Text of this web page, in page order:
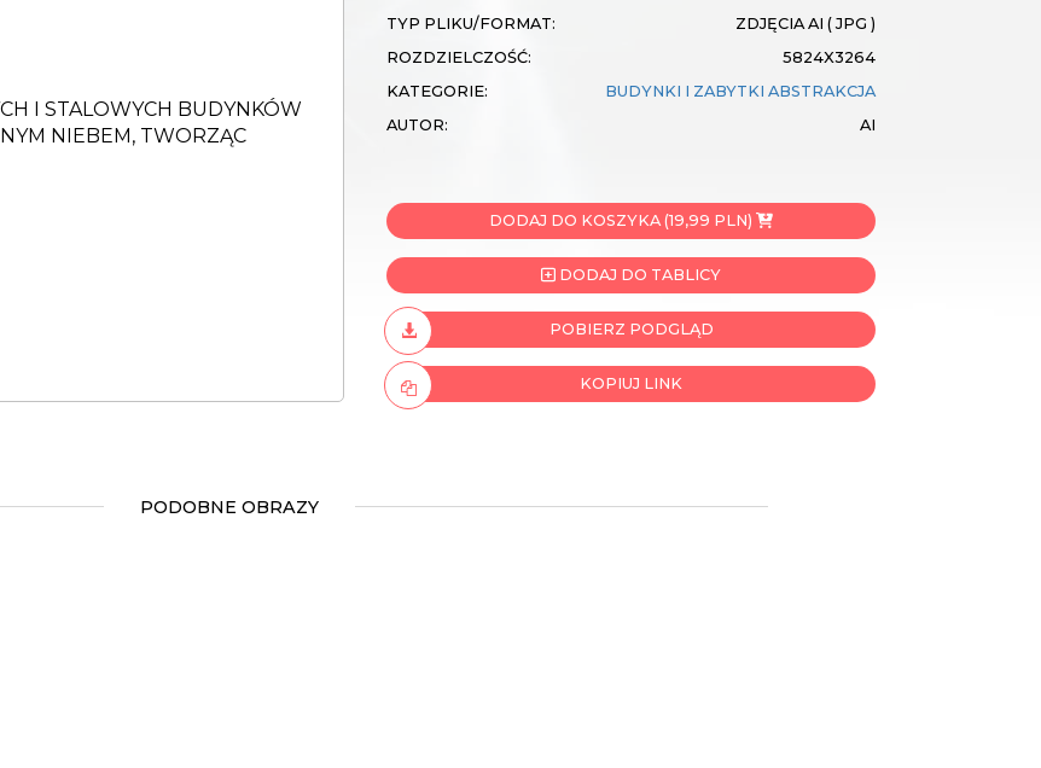
TYP PLIKU/FORMAT:
ZDJĘCIA AI ( JPG )
ROZDZIELCZOŚĆ:
5824X3264
KATEGORIE:
BUDYNKI I ZABYTKI ABSTRAKCJA
AUTOR:
AI
DODAJ DO KOSZYKA (19,99 PLN)
DODAJ DO TABLICY
POBIERZ PODGLĄD
KOPIUJ LINK
PODOBNE OBRAZY